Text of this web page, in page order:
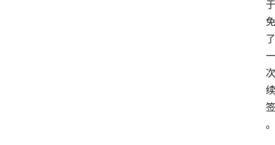
于
免
了
一
次
续
签
。